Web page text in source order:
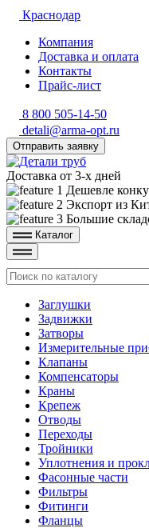
Краснодар
Компания
Доставка и оплата
Контакты
Прайс-лист
8 800 505-14-50
detali@arma-opt.ru
Отправить заявку
Доставка от 3-х дней
Дешевле
Экспорт из
Большие
Каталог
Заглушки
Задвижки
Затворы
Измерительные
Клапаны
Компенсаторы
Краны
Крепеж
Отводы
Переходы
Тройники
Уплотнения и
Фасонные части
Фильтры
Фитинги
Фланцы